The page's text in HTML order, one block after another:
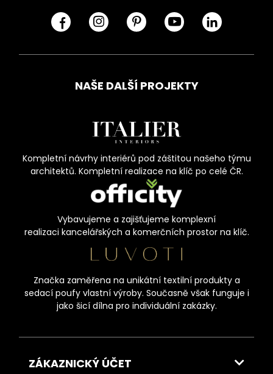
NAŠE DALŠÍ PROJEKTY
Kompletní návrhy interiérů pod záštitou našeho týmu
architektů. Kompletní realizace na klíč po celé ČR.
Vybavujeme a zajišťujeme komplexní
realizaci kancelářských a komerčních prostor na klíč.
Značka zaměřena na unikátní textilní produkty a
sedací poufy vlastní výroby. Současně však funguje i
jako šicí dílna pro individuální zakázky.
ZÁKAZNICKÝ ÚČET